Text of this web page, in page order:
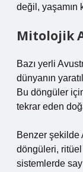
değil, yaşamın
Mitolojik
Bazı yerli
dünyanın
Bu döngüler
tekrar eden
Benzer şekilde
döngüleri,
sistemlerde